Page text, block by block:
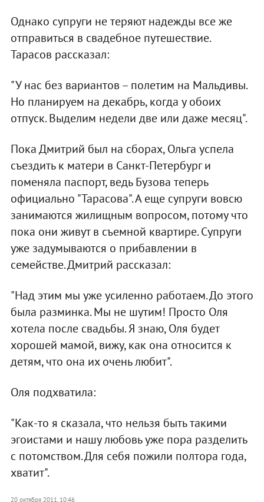
Однако супруги не теряют надежды все же
отправиться в свадебное путешествие.
Тарасов рассказал:
"У нас без вариантов – полетим на Мальдивы.
Но планируем на декабрь, когда у обоих
отпуск. Выделим недели две или даже месяц".
Пока Дмитрий был на сборах, Ольга успела
съездить к матери в Санкт-Петербург и
поменяла паспорт, ведь Бузова теперь
официально "Тарасова". А еще супруги вовсю
занимаются жилищным вопросом, потому что
пока они живут в съемной квартире. Супруги
уже задумываются о прибавлении в
семействе. Дмитрий рассказал:
"Над этим мы уже усиленно работаем. До этого
была разминка. Мы не шутим! Просто Оля
хотела после свадьбы. Я знаю, Оля будет
хорошей мамой, вижу, как она относится к
детям, что она их очень любит".
Оля подхватила:
"Как-то я сказала, что нельзя быть такими
эгоистами и нашу любовь уже пора разделить
с потомством. Для себя пожили полтора года,
хватит".
20 октября 2011, 10:46